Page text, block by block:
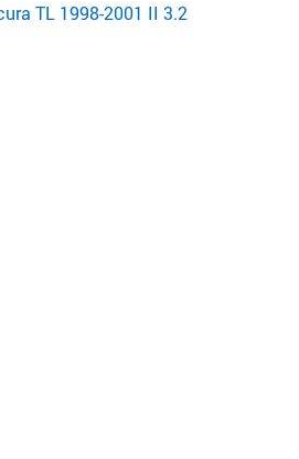
TL 1998-2001 II 3.2